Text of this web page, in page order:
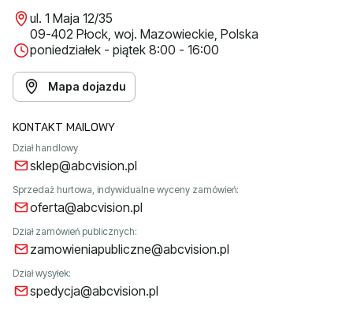
ul. 1 Maja 12/35
09-402 Płock, woj. Mazowieckie, Polska
poniedziałek - piątek 8:00 - 16:00
Mapa dojazdu
KONTAKT MAILOWY
Dział handlowy
sklep@abcvision.pl
Sprzedaż hurtowa, indywidualne wyceny zamówień:
oferta@abcvision.pl
Dział zamówień publicznych:
zamowieniapubliczne@abcvision.pl
Dział wysyłek:
spedycja@abcvision.pl